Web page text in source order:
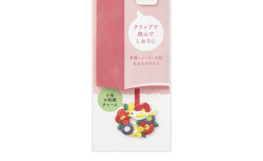
le média 0 en mode modal